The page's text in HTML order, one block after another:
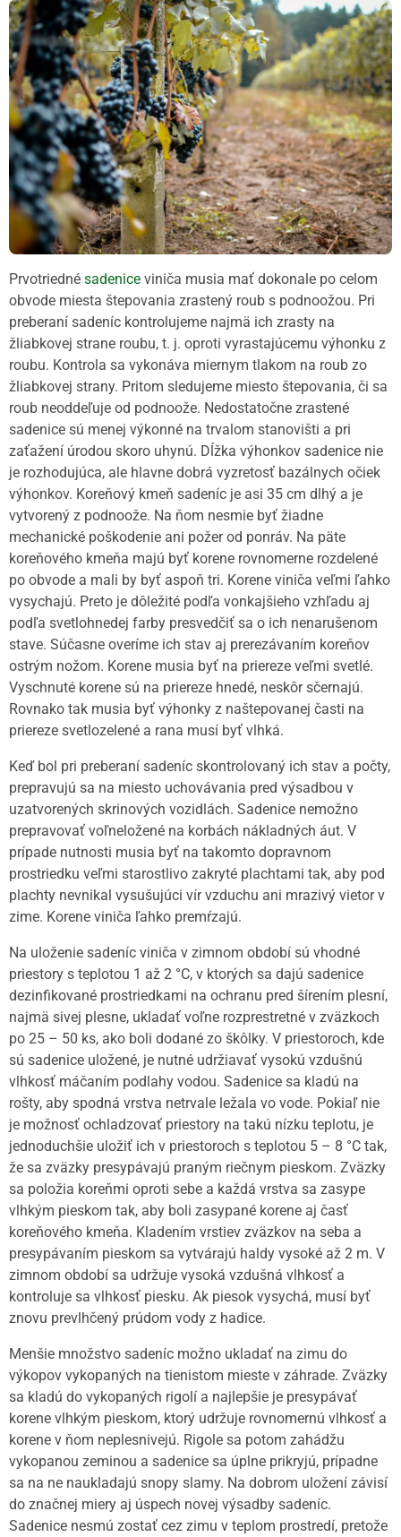
Prvotriedné sadenice viniča musia mať dokonale po celom
obvode miesta štepovania zrastený roub s podnoožou. Pri
preberaní sadeníc kontrolujeme najmä ich zrasty na
žliabkovej strane roubu, t. j. oproti vyrastajúcemu výhonku z
roubu. Kontrola sa vykonáva miernym tlakom na roub zo
žliabkovej strany. Pritom sledujeme miesto štepovania, či sa
roub neoddeľuje od podnoože. Nedostatočne zrastené
sadenice sú menej výkonné na trvalom stanovišti a pri
zaťažení úrodou skoro uhynú. Dĺžka výhonkov sadenice nie
je rozhodujúca, ale hlavne dobrá vyzretosť bazálnych očiek
výhonkov. Koreňový kmeň sadeníc je asi 35 cm dlhý a je
vytvorený z podnoože. Na ňom nesmie byť žiadne
mechanické poškodenie ani požer od ponráv. Na päte
koreňového kmeňa majú byť korene rovnomerne rozdelené
po obvode a mali by byť aspoň tri. Korene viniča veľmi ľahko
vysychajú. Preto je dôležité podľa vonkajšieho vzhľadu aj
podľa svetlohnedej farby presvedčiť sa o ich nenarušenom
stave. Súčasne overíme ich stav aj prerezávaním koreňov
ostrým nožom. Korene musia byť na priereze veľmi svetlé.
Vyschnuté korene sú na priereze hnedé, neskôr sčernajú.
Rovnako tak musia byť výhonky z naštepovanej časti na
priereze svetlozelené a rana musí byť vlhká.
Keď bol pri preberaní sadeníc skontrolovaný ich stav a počty,
prepravujú sa na miesto uchovávania pred výsadbou v
uzatvorených skrinových vozidlách. Sadenice nemožno
prepravovať voľneložené na korbách nákladných áut. V
prípade nutnosti musia byť na takomto dopravnom
prostriedku veľmi starostlivo zakryté plachtami tak, aby pod
plachty nevnikal vysušujúci vír vzduchu ani mrazivý vietor v
zime. Korene viniča ľahko premŕzajú.
Na uloženie sadeníc viniča v zimnom období sú vhodné
priestory s teplotou 1 až 2 °C, v ktorých sa dajú sadenice
dezinfikované prostriedkami na ochranu pred šírením plesní,
najmä sivej plesne, ukladať voľne rozprestretné v zväzkoch
po 25 – 50 ks, ako boli dodané zo škôlky. V priestoroch, kde
sú sadenice uložené, je nutné udržiavať vysokú vzdušnú
vlhkosť máčaním podlahy vodou. Sadenice sa kladú na
rošty, aby spodná vrstva netrvale ležala vo vode. Pokiaľ nie
je možnosť ochladzovať priestory na takú nízku teplotu, je
jednoduchšie uložiť ich v priestoroch s teplotou 5 – 8 °C tak,
že sa zväzky presypávajú praným riečnym pieskom. Zväzky
sa položia koreňmi oproti sebe a každá vrstva sa zasype
vlhkým pieskom tak, aby boli zasypané korene aj časť
koreňového kmeňa. Kladením vrstiev zväzkov na seba a
presypávaním pieskom sa vytvárajú haldy vysoké až 2 m. V
zimnom období sa udržuje vysoká vzdušná vlhkosť a
kontroluje sa vlhkosť piesku. Ak piesok vysychá, musí byť
znovu prevlhčený prúdom vody z hadice.
Menšie množstvo sadeníc možno ukladať na zimu do
výkopov vykopaných na tienistom mieste v záhrade. Zväzky
sa kladú do vykopaných rigolí a najlepšie je presypávať
korene vlhkým pieskom, ktorý udržuje rovnomernú vlhkosť a
korene v ňom neplesnivejú. Rigole sa potom zahádžu
vykopanou zeminou a sadenice sa úplne prikryjú, prípadne
sa na ne naukladajú snopy slamy. Na dobrom uložení závisí
do značnej miery aj úspech novej výsadby sadeníc.
Sadenice nesmú zostať cez zimu v teplom prostredí, pretože